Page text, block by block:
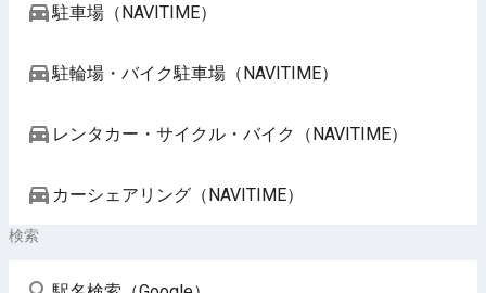
駐車場（NAVITIME）
駐輪場・バイク駐車場（NAVITIME）
レンタカー・サイクル・バイク（NAVITIME）
カーシェアリング（NAVITIME）
検索